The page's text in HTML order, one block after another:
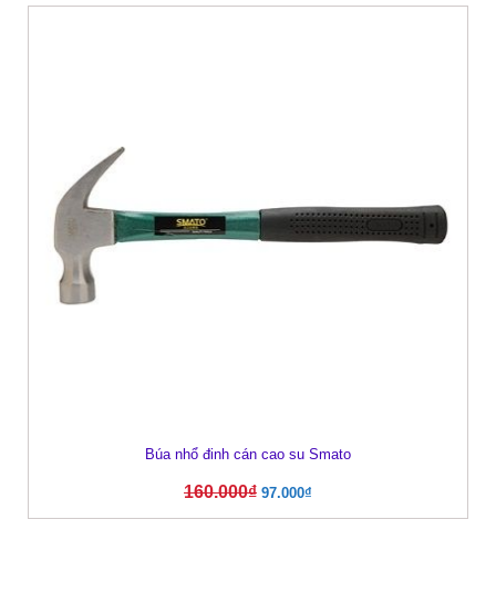
Búa nhổ đinh cán cao su Smato
160.000₫ 97.000₫